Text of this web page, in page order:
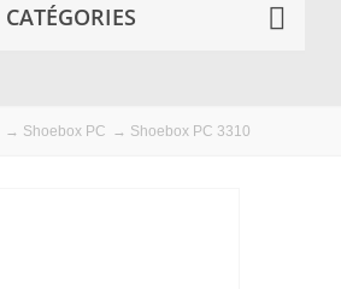
CATÉGORIES
→ Shoebox PC → Shoebox PC 3310